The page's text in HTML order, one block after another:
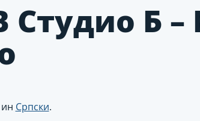
Студио Б –
Српски.